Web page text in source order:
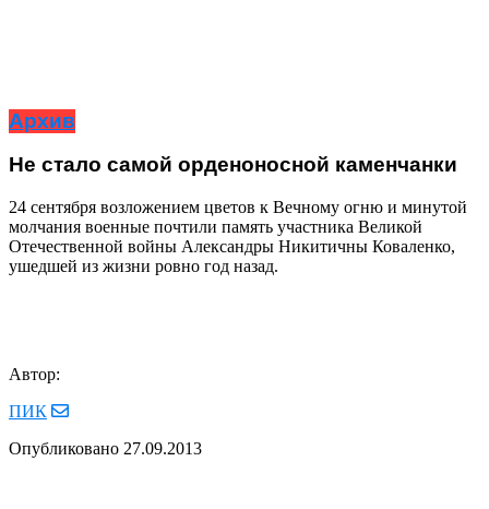
Архив
Не стало самой орденоносной каменчанки
24 сентября возложением цветов к Вечному огню и минутой
молчания военные почтили память участника Великой
Отечественной войны Александры Никитичны Коваленко,
ушедшей из жизни ровно год назад.
Автор:
ПИК
Опубликовано 27.09.2013